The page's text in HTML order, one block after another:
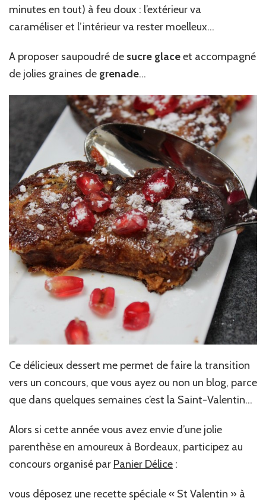
minutes en tout) à feu doux : l’extérieur va
caraméliser et l’intérieur va rester moelleux…
A proposer saupoudré de sucre glaceet accompagné
de jolies graines de grenade…
Ce délicieux dessert me permet de faire la transition
vers un concours, que vous ayez ou non un blog, parce
que dans quelques semaines c’est la Saint-Valentin…
Alors si cette année vous avez envie d’une jolie
parenthèse en amoureux à Bordeaux, participez au
concours organisé par Panier Délice :
vous déposez une recette spéciale « St Valentin » à